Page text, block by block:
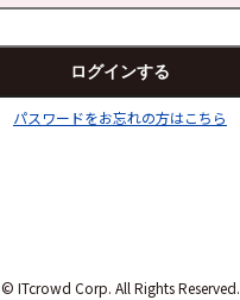
パスワードをお忘れの方はこちら
© ITcrowd Corp. All Rights Reserved.